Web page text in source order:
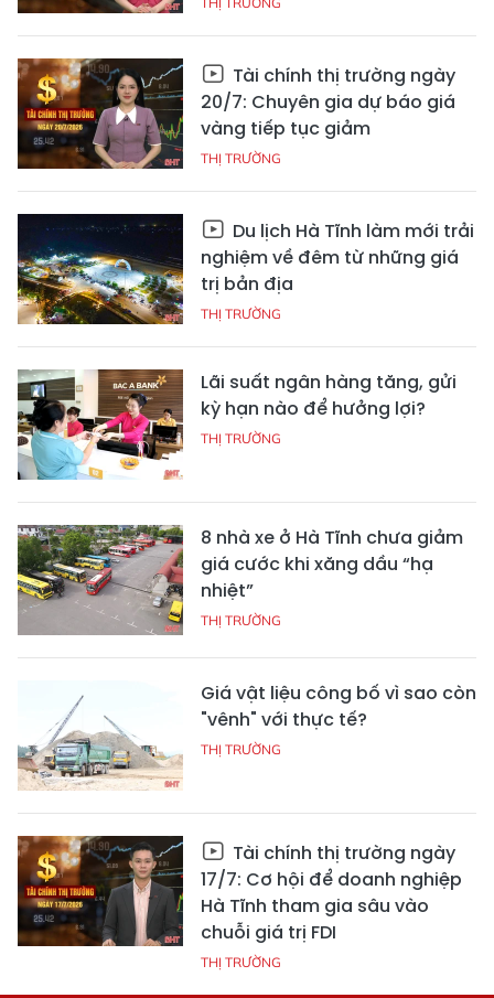
Tài chính thị trường ngày
20/7: Chuyên gia dự báo giá
vàng tiếp tục giảm
THỊ TRƯỜNG
Du lịch Hà Tĩnh làm mới trải
nghiệm về đêm từ những giá
trị bản địa
THỊ TRƯỜNG
Lãi suất ngân hàng tăng, gửi
kỳ hạn nào để hưởng lợi?
THỊ TRƯỜNG
8 nhà xe ở Hà Tĩnh chưa giảm
giá cước khi xăng dầu “hạ
nhiệt”
THỊ TRƯỜNG
Giá vật liệu công bố vì sao còn
"vênh" với thực tế?
THỊ TRƯỜNG
Tài chính thị trường ngày
17/7: Cơ hội để doanh nghiệp
Hà Tĩnh tham gia sâu vào
chuỗi giá trị FDI
THỊ TRƯỜNG